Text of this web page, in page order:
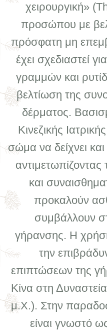
χειρουργική»
προσώπου με
πρόσφατη μη
έχει σχεδιαστεί
γραμμών και
βελτίωση της
δέρματος.
Κινεζικής
σώμα να δείχνει
και
προκαλούν
συμβάλλουν
γήρανσης. Η
την
επιπτώσεων της
Κίνα στη
μ.Χ.). Στην
είναι γνωστό